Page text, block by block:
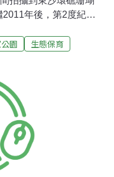
年後，第2度紀錄
為避免錯失珊瑚的生
下調查作業，終於在
方式擴大東沙環礁珊
2座大型塊礁（各移
指出，環礁潟湖的珊
的2~50%提升到
礁位於南海北部，歷經
唯一發育完整的珊瑚
物多樣最高的珊瑚大
園
生態保育